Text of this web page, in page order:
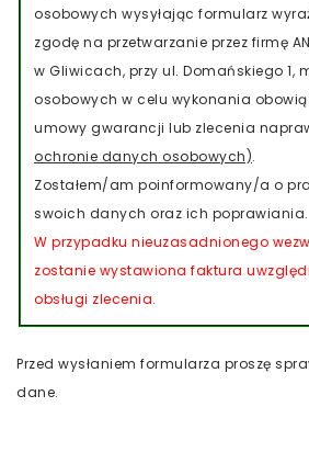
osobowych wysyłając formularz
zgodę na przetwarzanie przez firmę
w Gliwicach, przy ul. Domańskiego 1,
osobowych w celu wykonania
umowy gwarancji lub zlecenia
ochronie danych osobowych).
Zostałem/am poinformowany/a o
swoich danych oraz ich poprawiania.
W przypadku nieuzasadnionego
zostanie wystawiona faktura
obsługi zlecenia.
Przed wysłaniem formularza proszę
dane.